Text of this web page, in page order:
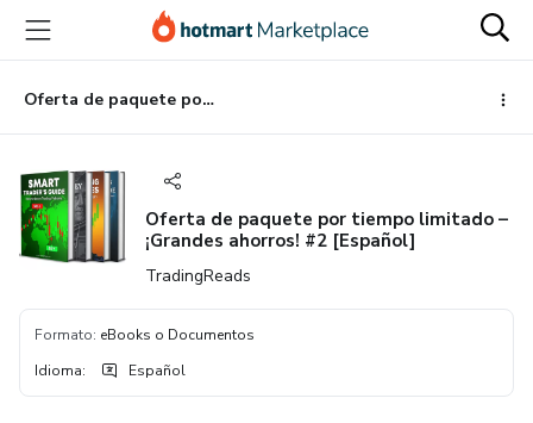
principal
página
de
página
Oferta de paquete por tiempo limitado – ¡Grandes ahorros! #2 [Español]
Oferta de paquete por tiempo limitado –
¡Grandes ahorros! #2 [Español]
TradingReads
Formato: eBooks o Documentos
Idioma: Español